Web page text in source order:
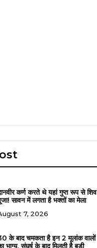
कर्ण करते थे यहां गुप्त रूप से शिव
सावन में लगता है भक्तों का मेला
7, 2026
के बाद चमकता है इन 2 मूलांक वालों
भाग्य, संघर्ष के बाद मिलती है बड़ी